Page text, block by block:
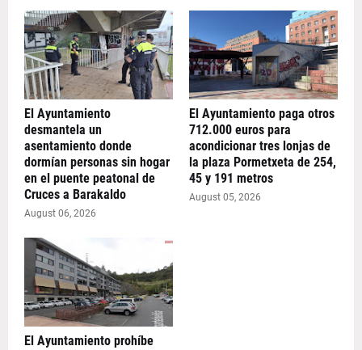
El Ayuntamiento
desmantela un
asentamiento donde
dormían personas sin hogar
en el puente peatonal de
Cruces a Barakaldo
August 06, 2026
El Ayuntamiento paga otros
712.000 euros para
acondicionar tres lonjas de
la plaza Pormetxeta de 254,
45 y 191 metros
August 05, 2026
El Ayuntamiento prohíbe